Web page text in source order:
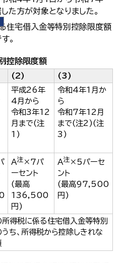
た方が対象となりました。
住宅借入金等特別控除限度額
。
控除限度額
(2)
(3)
平成26年
4月から
令和3年12
月まで(注
1)
令和4年1月か
ら
令和7年12月
まで(注2)(注
3)
A注 ×7パ
ーセント
(最高
136,500
円)
A注 ×5パーセ
ント
(最高97,500
円)
得税に係る住宅借入金等特別
ち、所得税から控除しきれな